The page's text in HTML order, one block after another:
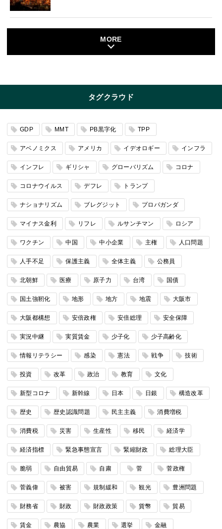
MORE
タグクラウド
GDP MMT PB黒字化 TPP
アベノミクス アメリカ イデオロギー インフラ
インフレ ギリシャ グローバリズム コロナ
コロナウイルス デフレ トランプ
ナショナリズム ブレグジット プロパガンダ
マイナス金利 リフレ ルサンチマン ロシア
ワクチン 中国 中小企業 主権 人口問題
人手不足 保護主義 全体主義 公務員
北朝鮮 医療 原子力 台湾 国債
国土強靭化 地形 地方 地震 大阪市
大阪都構想 安倍政権 安倍総理 安全保障
実況中継 実質賃金 少子化 少子高齢化
情報リテラシー 感染 憲法 戦争 技術
投資 改革 政治 教育 文化
新型コロナ 新幹線 日本 日銀 構造改革
歴史 歴史認識問題 民主主義 消費増税
消費税 災害 生産性 移民 経済学
経済指標 緊急事態宣言 緊縮財政 総理大臣
脆弱 自由貿易 自粛 菅 菅政権
菅義偉 被害 規制緩和 観光 豊洲問題
財務省 財政 財政政策 貨幣 貿易
賃金 農協 農業 選挙 金融